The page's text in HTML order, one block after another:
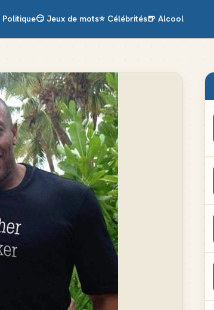
Politique😏 Jeux de mots⭐ Célébrités🍺 Alcool